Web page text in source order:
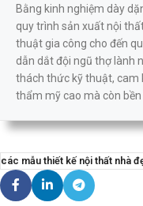
Bằng kinh nghiệm dày
quy trình sản xuất nội
thuật gia công cho đến
dẫn dắt đội ngũ thợ lành
thách thức kỹ thuật, cam
thẩm mỹ cao mà còn
các mẫu thiết kế nội thất nhà